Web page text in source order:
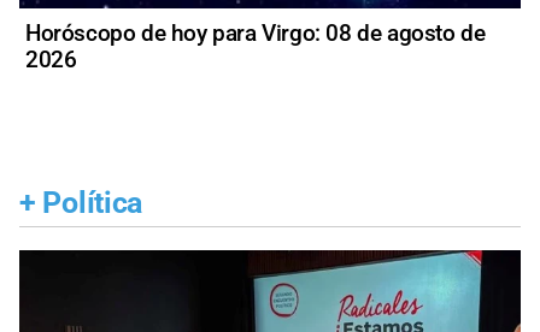
Horóscopo de hoy para Virgo: 08 de agosto de
2026
+ Política